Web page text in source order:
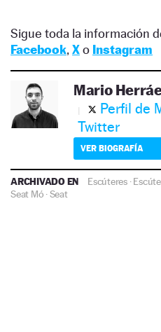
Sigue toda la información
Facebook, Xo Instagram
Mario
Perfil de
Twitter
VER BIOGRAFÍA
ARCHIVADO EN Escúteres·
Seat Mó ·Seat